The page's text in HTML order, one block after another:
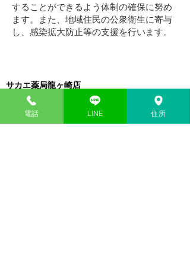
することができるよう体制の確保に努め
ます。また、地域住民の公衆衛生に寄与
し、感染拡大防止等の支援を行います。​
サカエ薬局龍ヶ崎店
〒301-0043​ 茨城県龍ヶ崎市松葉4-9-12
0297-66-3381
0297-66-3402
電話 LINE 住所